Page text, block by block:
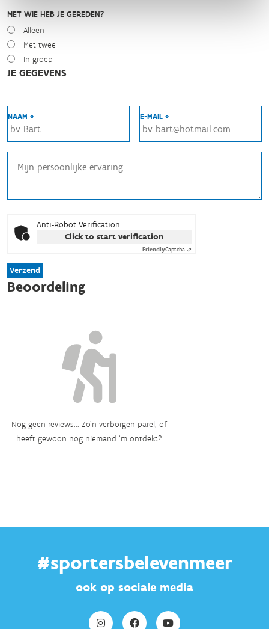
MET WIE HEB JE GEREDEN?
Alleen
Met twee
In groep
JE GEGEVENS
NAAM * E-MAIL *
Anti-Robot Verification
Click to start verification
FriendlyCaptcha ⇗
Verzend
Beoordeling
Nog geen reviews... Zo’n verborgen parel, of
heeft gewoon nog niemand ‘m ontdekt?
#sportersbelevenmeer
ook op sociale media